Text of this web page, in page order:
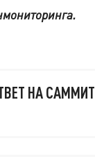
НА САММИТ